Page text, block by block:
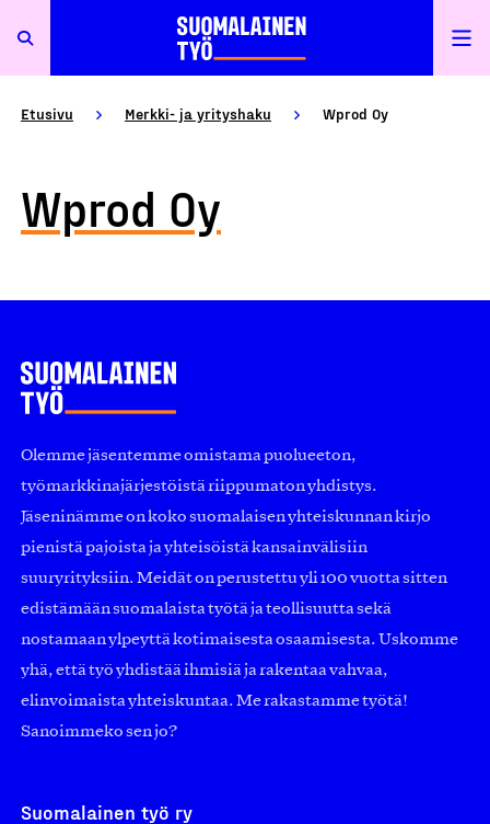
Etusivu Merkki- ja yrityshaku Wprod Oy
Wprod Oy
Olemme jäsentemme omistama puolueeton,
työmarkkinajärjestöistä riippumaton yhdistys.
Jäseninämme on koko suomalaisen yhteiskunnan kirjo
pienistä pajoista ja yhteisöistä kansainvälisiin
suuryrityksiin. Meidät on perustettu yli 100 vuotta sitten
edistämään suomalaista työtä ja teollisuutta sekä
nostamaan ylpeyttä kotimaisesta osaamisesta. Uskomme
yhä, että työ yhdistää ihmisiä ja rakentaa vahvaa,
elinvoimaista yhteiskuntaa. Me rakastamme työtä!
Sanoimmeko sen jo?
Suomalainen työ ry